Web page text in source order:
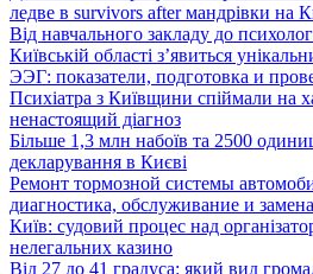
ледве в survivors after мандрівки на
Від навчального закладу до
Київській області з’явиться
ЭЭГ: показатели, подготовка и
Психіатра з Київщини спіймали на
ненастоящий діагноз
Більше 1,3 млн набоїв та 2500
декларування в Києві
Ремонт тормозной системы
диагностика, обслуживание и
Київ: судовий процес над
нелегальних казино
Від 27 до 41 градуса: який вид